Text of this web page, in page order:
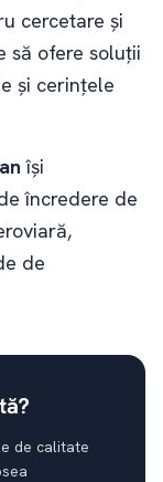
cercetare și
să ofere soluții
și cerințele
își
încredere de
de
de calitate